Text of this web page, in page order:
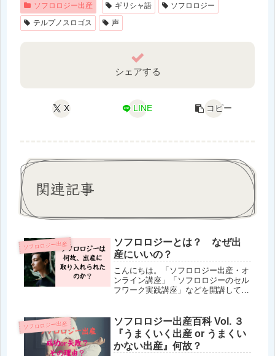
ソフロロジー出産 ギリシャ語
ソフロロジー
テルプノスロゴス
声
シェアする
X LINE コピー
関連記事
ソフロロジー出産
ソフロロジーとは？ なぜ出
産にいいの？
こんにちは。「ソフロロジー出産・オ
ンライン講座」「ソフロロジーのセル
フワーク実践講座」などを開講してい
なみーです。『ソフロロジー出産をき
っかけに「ソフロロジー」を知った
け...
ソフロロジー出産
ソフロロジー出産百科 Vol. ３
『うまくいく出産 or うまくい
かない出産』何故？